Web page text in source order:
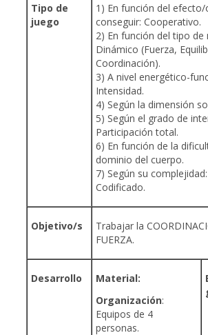
Tipo de
juego
1) En función del
conseguir: Cooperativo.
2) En función del tipo
Dinámico (Fuerza,
Coordinación).
3) A nivel energético-
Intensidad.
4) Según la dimensión
5) Según el grado de
Participación total.
6) En función de la
dominio del cuerpo.
7) Según su
Codificado.
Objetivo/s
Trabajar la
FUERZA.
Desarrollo
Material:
Organización:
Equipos de 4
personas.